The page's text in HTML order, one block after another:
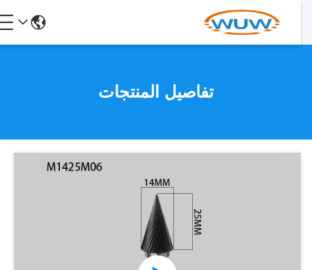
تفاصيل المنتجات